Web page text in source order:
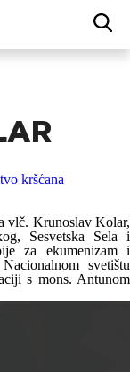
kršćana
vlč. Krunoslav Kolar,
Sesvetska Sela i
za ekumenizam i
svetištu
s mons. Antunom